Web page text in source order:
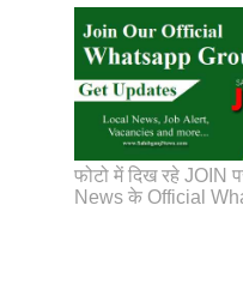
फोटो में दिख रहे
News के Official